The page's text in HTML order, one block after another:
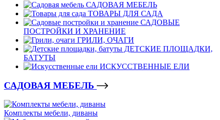
САДОВАЯ МЕБЕЛЬ
ТОВАРЫ ДЛЯ САДА
САДОВЫЕ
ПОСТРОЙКИ И ХРАНЕНИЕ
ГРИЛИ, ОЧАГИ
ДЕТСКИЕ ПЛОЩАДКИ,
БАТУТЫ
ИСКУССТВЕННЫЕ ЕЛИ
САДОВАЯ МЕБЕЛЬ
Комплекты мебели, диваны